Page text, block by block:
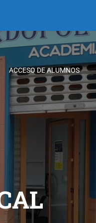
ACCESO DE ALUMNOS